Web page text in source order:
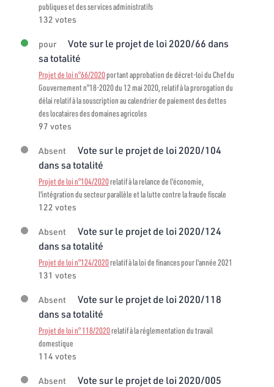
publiques et des services administratifs
132 votes
pour
Vote sur le projet de loi 2020/66 dans
sa totalité
Projet de loi n°66/2020portant approbation de décret-loi du Chef du
Gouvernement n°18-2020 du 12 mai 2020, relatif à la prorogation du
délai relatif à la souscription au calendrier de paiement des dettes
des locataires des domaines agricoles
97 votes
Absent
Vote sur le projet de loi 2020/104
dans sa totalité
Projet de loi n°104/2020relatif à la relance de l'économie,
l'intégration du secteur parallèle et la lutte contre la fraude fiscale
122 votes
Absent
Vote sur le projet de loi 2020/124
dans sa totalité
Projet de loi n°124/2020relatif à la loi de finances pour l'année 2021
131 votes
Absent
Vote sur le projet de loi 2020/118
dans sa totalité
Projet de loi n° 118/2020relatif à la réglementation du travail
domestique
114 votes
Absent
Vote sur le projet de loi 2020/005